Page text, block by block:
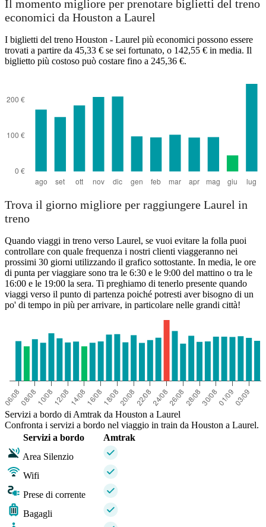
Il momento migliore per prenotare biglietti del treno
economici da Houston a Laurel
I biglietti del treno Houston - Laurel più economici possono essere
trovati a partire da 45,33 € se sei fortunato, o 142,55 € in media. Il
biglietto più costoso può costare fino a 245,36 €.
Trova il giorno migliore per raggiungere Laurel in
treno
Quando viaggi in treno verso Laurel, se vuoi evitare la folla puoi
controllare con quale frequenza i nostri clienti viaggeranno nei
prossimi 30 giorni utilizzando il grafico sottostante. In media, le ore
di punta per viaggiare sono tra le 6:30 e le 9:00 del mattino o tra le
16:00 e le 19:00 la sera. Ti preghiamo di tenerlo presente quando
viaggi verso il punto di partenza poiché potresti aver bisogno di un
po' di tempo in più per arrivare, in particolare nelle grandi città!
Servizi a bordo di Amtrak da Houston a Laurel
Confronta i servizi a bordo nel viaggio in train da Houston a Laurel.
Servizi a bordo
Amtrak
Area Silenzio
Wifi
Prese di corrente
Bagagli